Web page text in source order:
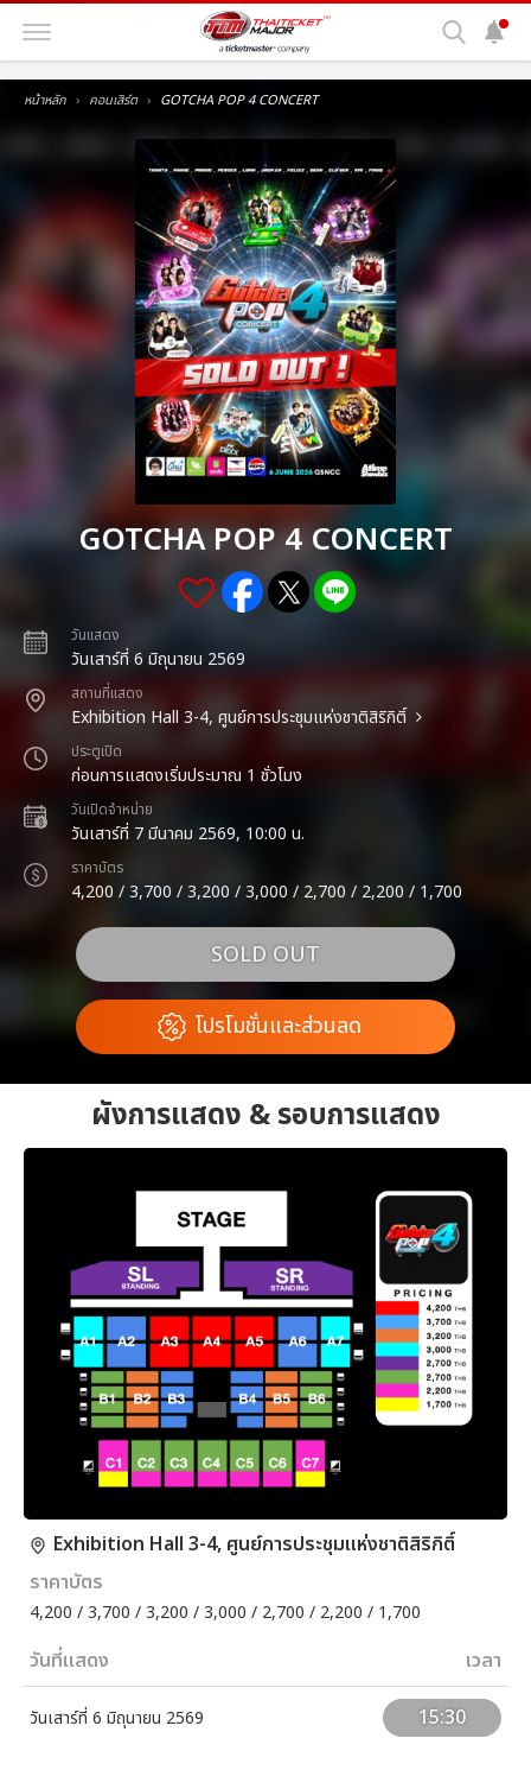
หน้าหลัก คอนเสิร์ต GOTCHA POP 4 CONCERT
GOTCHA POP 4 CONCERT
วันแสดง
วันเสาร์ที่ 6 มิถุนายน 2569
สถานที่แสดง
Exhibition Hall 3-4, ศูนย์การประชุมแห่งชาติสิริกิติ์
ประตูเปิด
ก่อนการแสดงเริ่มประมาณ 1 ชั่วโมง
วันเปิดจำหน่าย
วันเสาร์ที่ 7 มีนาคม 2569, 10:00 น.
ราคาบัตร
4,200 / 3,700 / 3,200 / 3,000 / 2,700 / 2,200 / 1,700
SOLD OUT
โปรโมชั่นและส่วนลด
ผังการแสดง & รอบการแสดง
Exhibition Hall 3-4, ศูนย์การประชุมแห่งชาติสิริกิติ์
ราคาบัตร
4,200 / 3,700 / 3,200 / 3,000 / 2,700 / 2,200 / 1,700
วันที่แสดง เวลา
วันเสาร์ที่ 6 มิถุนายน 2569 15:30